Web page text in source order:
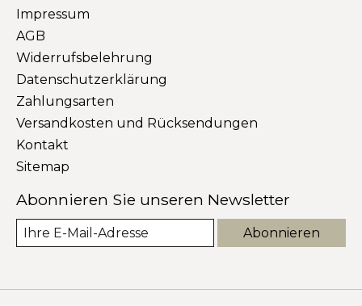
Impressum
AGB
Widerrufsbelehrung
Datenschutzerklärung
Zahlungsarten
Versandkosten und Rücksendungen
Kontakt
Sitemap
Abonnieren Sie unseren Newsletter
Abonnieren